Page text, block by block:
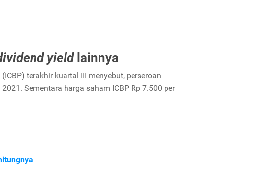
yield lainnya
terakhir kuartal III menyebut, perseroan
Sementara harga saham ICBP Rp 7.500 per